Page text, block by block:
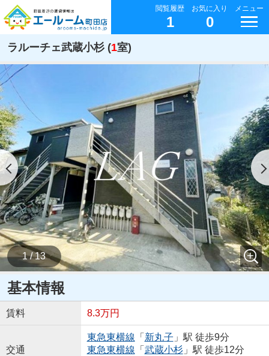
閲覧履歴
1
お気に入り
0
メニュー
ラルーチェ武蔵小杉 (1室)
1 / 13
基本情報
賃料 8.3万円
交通
東急東横線 「 新丸子 」駅 徒歩9分
東急東横線 「 武蔵小杉」駅 徒歩12分